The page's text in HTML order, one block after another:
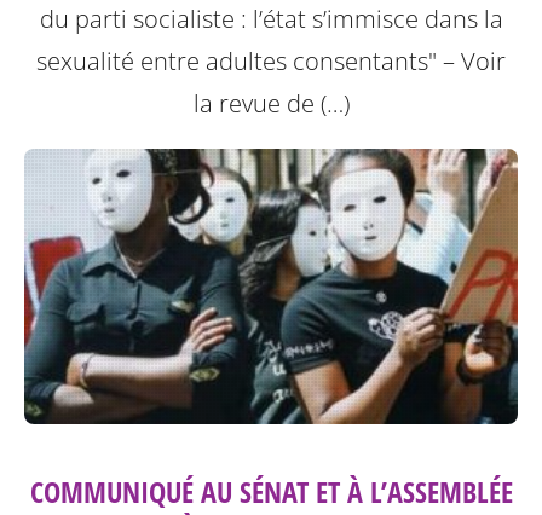
du parti socialiste : l’état s’immisce dans la
sexualité entre adultes consentants" – Voir
la revue de (…)
COMMUNIQUÉ AU SÉNAT ET À L’ASSEMBLÉE